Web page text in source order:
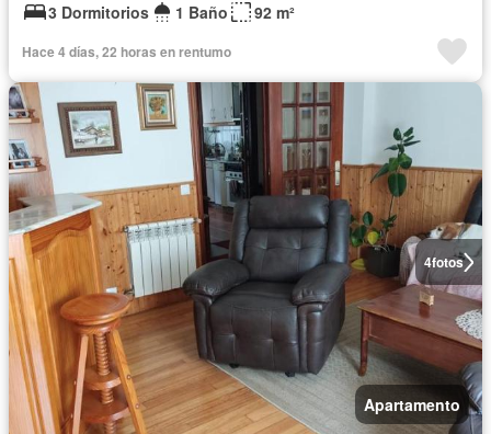
3 Dormitorios
1 Baño 92 m²
Hace 4 días, 22 horas en rentumo
4fotos
Apartamento